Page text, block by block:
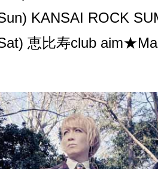
KANSAI ROCK
恵比寿club aim★